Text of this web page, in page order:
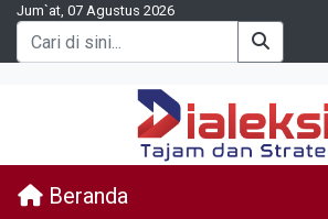
Jum`at, 07 Agustus 2026
Beranda